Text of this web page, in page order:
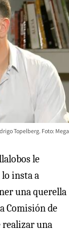
Topelberg. Foto: Mega
le
lo insta a
una querella
Comisión de
realizar una